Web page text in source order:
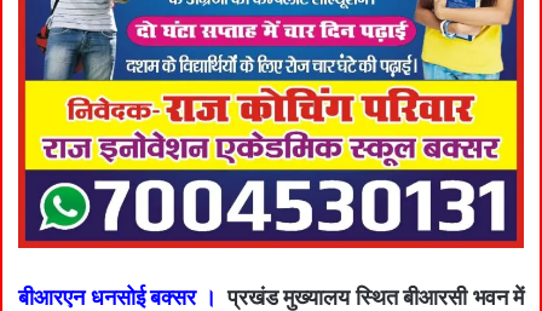
बीआरएन धनसोई बक्सर ।प्रखंड मुख्यालय स्थित बीआरसी भवन में